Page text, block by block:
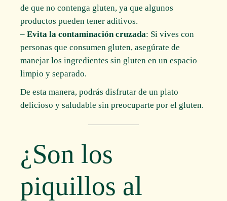
de que no contenga gluten, ya que algunos
productos pueden tener aditivos.
–Evita la contaminación cruzada: Si vives con
personas que consumen gluten, asegúrate de
manejar los ingredientes sin gluten en un espacio
limpio y separado.
De esta manera, podrás disfrutar de un plato
delicioso y saludable sin preocuparte por el gluten.
¿Son los
piquillos al